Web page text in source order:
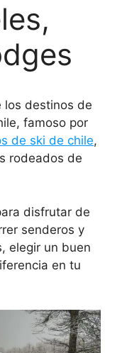
los destinos de
famoso por
de ski de chile,
rodeados de
disfrutar de
senderos y
elegir un buen
en tu